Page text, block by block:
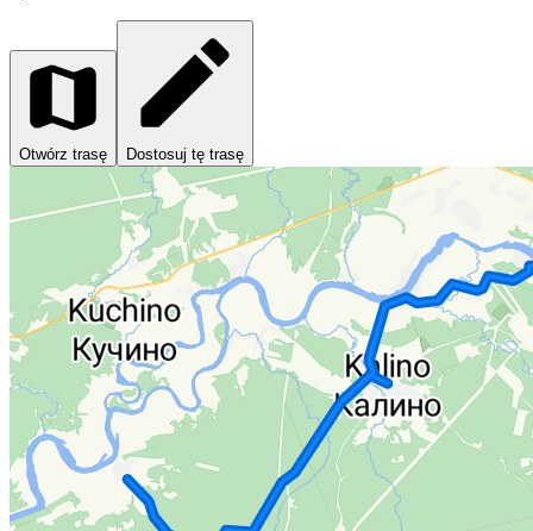
Otwórz trasę Dostosuj tę trasę